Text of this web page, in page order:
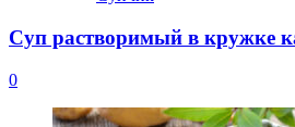
Суп растворимый в кружке
0